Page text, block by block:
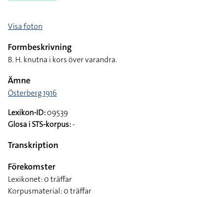
Visa foton
Formbeskrivning
B. H. knutna i kors över varandra.
Ämne
Österberg 1916
Lexikon-ID:09539
Glosa i STS-korpus:-
Transkription
Förekomster
Lexikonet: 0 träffar
Korpusmaterial: 0 träffar